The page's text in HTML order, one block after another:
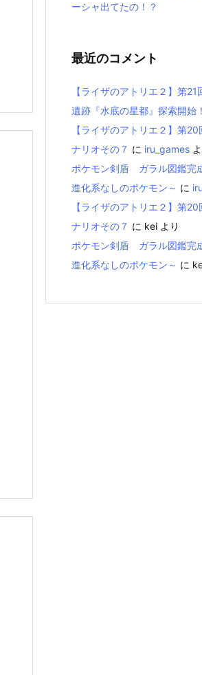
ーシャ出てたの！？
最近のコメント
【ライザのアトリエ２】第
遺跡『水底の星都』探索開始！
【ライザのアトリエ２】第
ナリオその７ に iru_games
ポケモン剣盾 ガラル図鑑完
進化系なしのポケモン～ に
【ライザのアトリエ２】第
ナリオその７ に kei より
ポケモン剣盾 ガラル図鑑完
進化系なしのポケモン～ に